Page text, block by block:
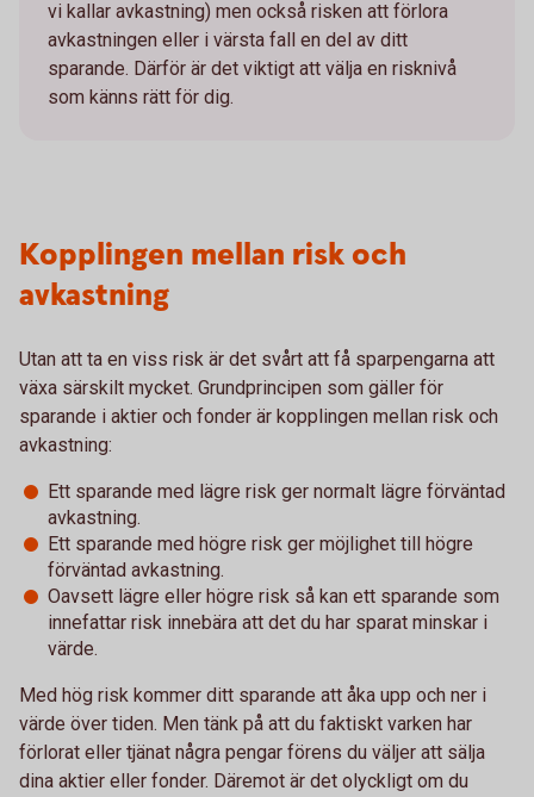
vi kallar avkastning) men också risken att förlora
avkastningen eller i värsta fall en del av ditt
sparande. Därför är det viktigt att välja en risknivå
som känns rätt för dig.
Kopplingen mellan risk och
avkastning
Utan att ta en viss risk är det svårt att få sparpengarna att
växa särskilt mycket. Grundprincipen som gäller för
sparande i aktier och fonder är kopplingen mellan risk och
avkastning:
Ett sparande med lägre risk ger normalt lägre förväntad
avkastning.
Ett sparande med högre risk ger möjlighet till högre
förväntad avkastning.
Oavsett lägre eller högre risk så kan ett sparande som
innefattar risk innebära att det du har sparat minskar i
värde.
Med hög risk kommer ditt sparande att åka upp och ner i
värde över tiden. Men tänk på att du faktiskt varken har
förlorat eller tjänat några pengar förens du väljer att sälja
dina aktier eller fonder. Däremot är det olyckligt om du